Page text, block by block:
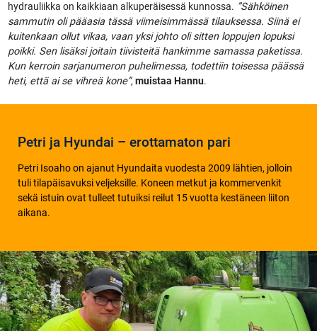
hydrauliikka on kaikkiaan alkuperäisessä kunnossa. ”Sähköinen
sammutin oli pääasia tässä viimeisimmässä tilauksessa. Siinä ei
kuitenkaan ollut vikaa, vaan yksi johto oli sitten loppujen lopuksi
poikki. Sen lisäksi joitain tiivisteitä hankimme samassa paketissa.
Kun kerroin sarjanumeron puhelimessa, todettiin toisessa päässä
heti, että ai se vihreä kone”, muistaa Hannu.
Petri ja Hyundai – erottamaton pari
Petri Isoaho on ajanut Hyundaita vuodesta 2009 lähtien, jolloin
tuli tilapäisavuksi veljeksille. Koneen metkut ja kommervenkit
sekä istuin ovat tulleet tutuiksi reilut 15 vuotta kestäneen liiton
aikana.